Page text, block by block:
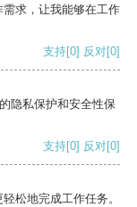
求，让我能够在工作
支持[0] 反对[0]
隐私保护和安全性保
支持[0] 反对[0]
松地完成工作任务。